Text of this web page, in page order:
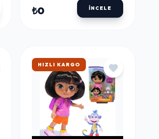
₺0 İNCELE
HIZLI KARGO